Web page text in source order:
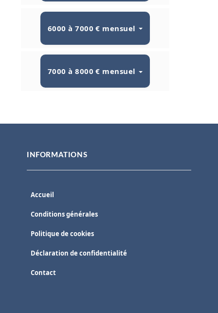
6000 à 7000 € mensuel
7000 à 8000 € mensuel
INFORMATIONS
Accueil
Conditions générales
Politique de cookies
Déclaration de confidentialité
Contact